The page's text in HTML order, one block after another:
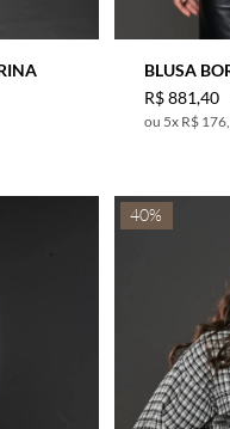
BLUSA
R$881,40
5x R$
40%